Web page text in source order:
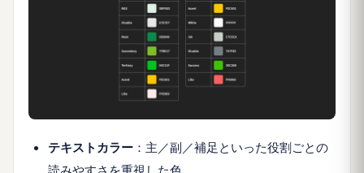
テキストカラー ：主／副／補足といった役割ごとの
読みやすさを重視した色